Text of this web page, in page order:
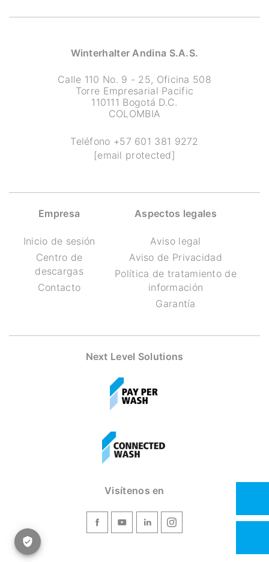
Winterhalter Andina S.A.S.
Calle 110 No. 9 - 25, Oficina 508
Torre Empresarial Pacific
110111 Bogotá D.C.
COLOMBIA
Teléfono +57 601 381 9272
[email protected]
Empresa
Inicio de sesión
Centro de
descargas
Contacto
Aspectos legales
Aviso legal
Aviso de Privacidad
Política de tratamiento de
información
Garantía
Next Level Solutions
Visítenos en